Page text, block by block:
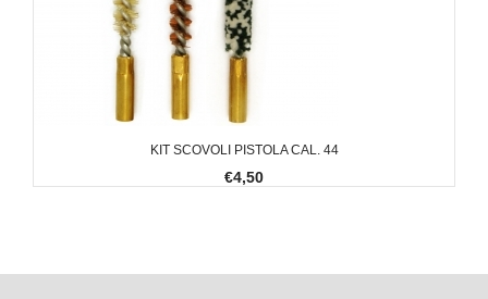
KIT SCOVOLI PISTOLA CAL. 44
€4,50